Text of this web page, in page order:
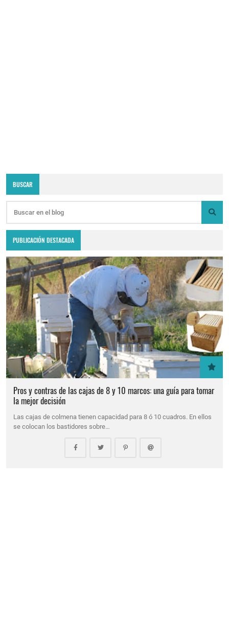
BUSCAR
PUBLICACIÓN DESTACADA
Pros y contras de las cajas de 8 y 10 marcos: una guía para tomar
la mejor decisión
Las cajas de colmena tienen capacidad para 8 ó 10 cuadros. En ellos
se colocan los bastidores sobre…